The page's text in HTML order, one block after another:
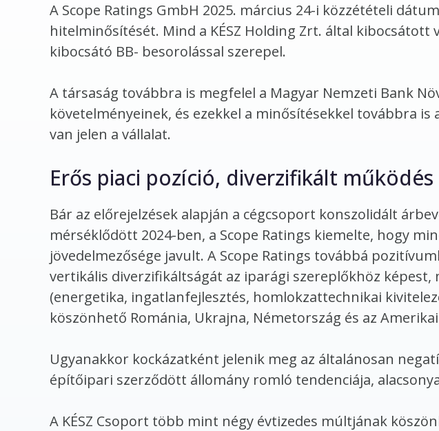
A Scope Ratings GmbH 2025. március 24-i közzétételi
hitelminősítését. Mind a KÉSZ Holding Zrt. által
kibocsátó BB- besorolással szerepel.
A társaság továbbra is megfelel a Magyar Nemzeti Bank
követelményeinek, és ezekkel a minősítésekkel továbbra
van jelen a vállalat.
Erős piaci pozíció, diverzifikált működés
Bár az előrejelzések alapján a cégcsoport konszolidált
mérséklődött 2024-ben, a Scope Ratings kiemelte, hogy
jövedelmezősége javult. A Scope Ratings továbbá
vertikális diverzifikáltságát az iparági szereplőkhöz képest,
(energetika, ingatlanfejlesztés, homlokzattechnikai
köszönhető Románia, Ukrajna, Németország és az
Ugyanakkor kockázatként jelenik meg az általánosan
építőipari szerződött állomány romló tendenciája,
A KÉSZ Csoport több mint négy évtizedes múltjának